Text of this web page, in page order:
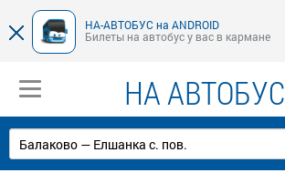
НА-АВТОБУС на ANDROID
Билеты на автобус у вас в кармане
НА АВТОБУС